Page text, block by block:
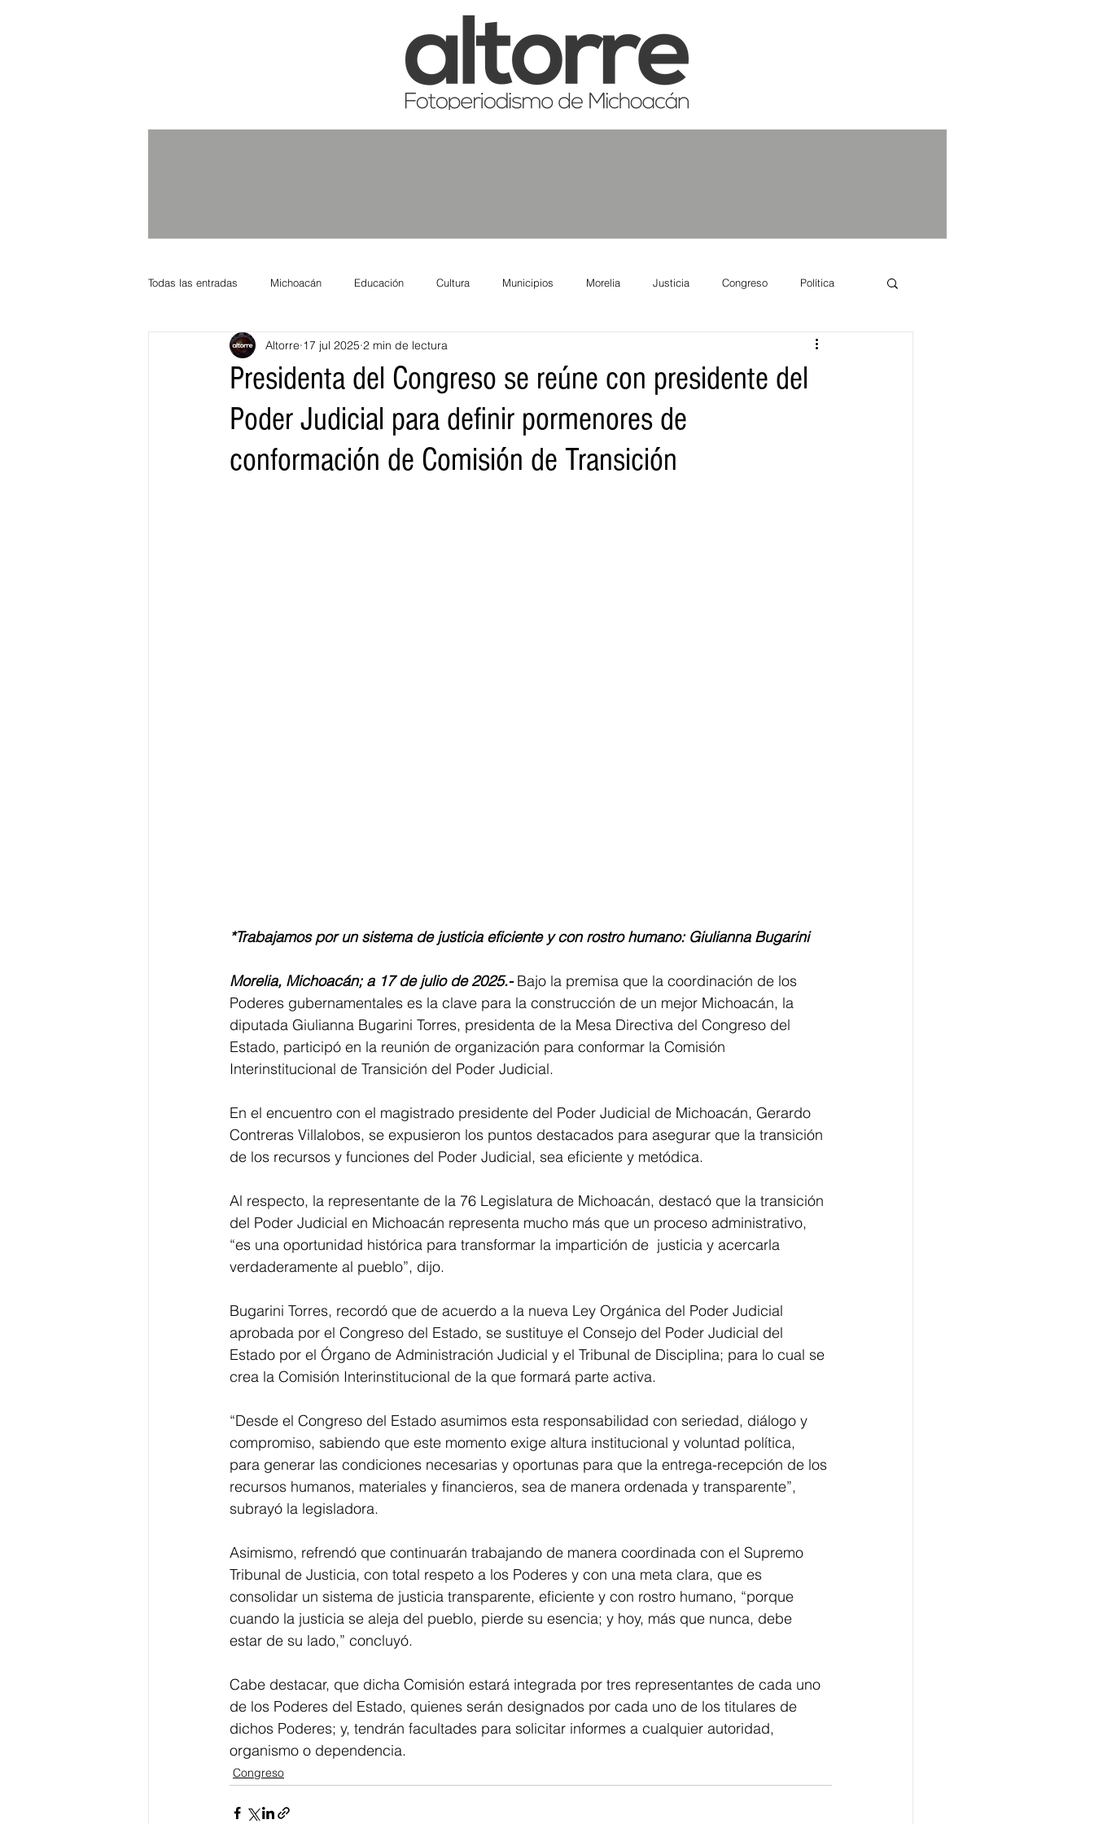
Todas las entradas Michoacán Educación Cultura Municipios Morelia Justicia Congreso Política
Nacional Internacional Columnistas Salud
Gobernador Segob Sedeco Turismo Sader DIF Mujeres Scop
Presidenta del Congreso se reúne con presidente del
Poder Judicial para definir pormenores de
conformación de Comisión de Transición
Altorre 17 jul 2025 2 min de lectura
*Trabajamos por un sistema de justicia eficiente y con rostro humano: Giulianna Bugarini
Morelia, Michoacán; a 17 de julio de 2025.- Bajo la premisa que la coordinación de los
Poderes gubernamentales es la clave para la construcción de un mejor Michoacán, la
diputada Giulianna Bugarini Torres, presidenta de la Mesa Directiva del Congreso del
Estado, participó en la reunión de organización para conformar la Comisión
Interinstitucional de Transición del Poder Judicial.
En el encuentro con el magistrado presidente del Poder Judicial de Michoacán, Gerardo
Contreras Villalobos, se expusieron los puntos destacados para asegurar que la transición
de los recursos y funciones del Poder Judicial, sea eficiente y metódica.
Al respecto, la representante de la 76 Legislatura de Michoacán, destacó que la transición
del Poder Judicial en Michoacán representa mucho más que un proceso administrativo,
“es una oportunidad histórica para transformar la impartición de  justicia y acercarla
verdaderamente al pueblo”, dijo.
Bugarini Torres, recordó que de acuerdo a la nueva Ley Orgánica del Poder Judicial
aprobada por el Congreso del Estado, se sustituye el Consejo del Poder Judicial del
Estado por el Órgano de Administración Judicial y el Tribunal de Disciplina; para lo cual se
crea la Comisión Interinstitucional de la que formará parte activa.
“Desde el Congreso del Estado asumimos esta responsabilidad con seriedad, diálogo y
compromiso, sabiendo que este momento exige altura institucional y voluntad política,
para generar las condiciones necesarias y oportunas para que la entrega-recepción de los
recursos humanos, materiales y financieros, sea de manera ordenada y transparente”,
subrayó la legisladora.
Asimismo, refrendó que continuarán trabajando de manera coordinada con el Supremo
Tribunal de Justicia, con total respeto a los Poderes y con una meta clara, que es
consolidar un sistema de justicia transparente, eficiente y con rostro humano, “porque
cuando la justicia se aleja del pueblo, pierde su esencia; y hoy, más que nunca, debe
estar de su lado,” concluyó.
Cabe destacar, que dicha Comisión estará integrada por tres representantes de cada uno
de los Poderes del Estado, quienes serán designados por cada uno de los titulares de
dichos Poderes; y, tendrán facultades para solicitar informes a cualquier autoridad,
organismo o dependencia.
Congreso